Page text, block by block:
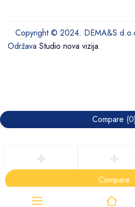
Copyright © 2024. DEMA&S
Održava Studio nova vizija.
Compare (0)
Compare
Remove all